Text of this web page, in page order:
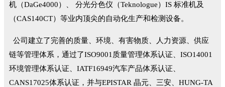
机（DaGe4000）、 分光分色仪（Teknologue）IS 标准机及
（CAS140CT）等业内顶尖的自动化生产和检测设备。
公司建立了完善的质量、环境、有害物质、人力资源、供应
链等管理体系，通过了ISO9001质量管理体系认证、ISO14001
环境管理体系认证、IATF16949汽车产品体系认证、
CANS17025体系认证，并与EPISTAR 晶元、三安、HUNG-TA